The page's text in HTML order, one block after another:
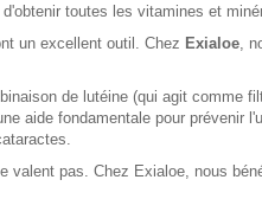
toutes les vitamines et
un excellent outil. Chez Exialoe ,
de lutéine (qui agit comme
aide fondamentale pour prévenir
valent pas. Chez Exialoe, nous